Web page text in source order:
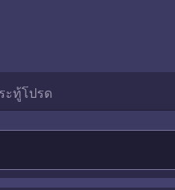
ะทู้โปรด